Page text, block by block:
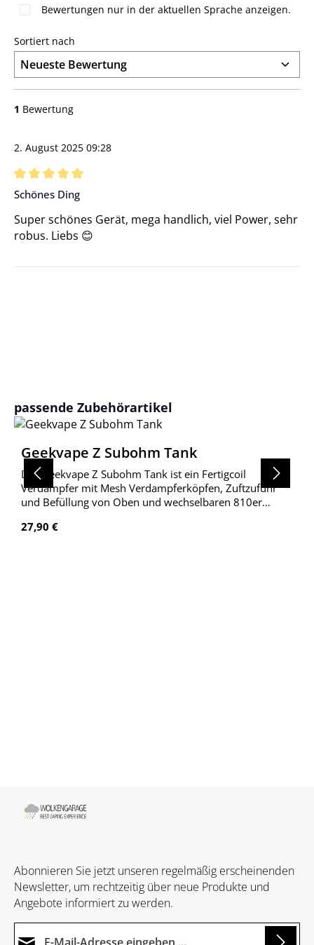
Bewertungen nur in der aktuellen Sprache anzeigen.
Sortiert nach
1 Bewertung
2. August 2025 09:28
Bewertung mit 5 von 5 Sternen
Schönes Ding
Super schönes Gerät, mega handlich, viel Power, sehr
robus. Liebs 😊
Produktgalerie überspringen
passende Zubehörartikel
Geekvape Z Subohm Tank
Der Geekvape Z Subohm Tank ist ein Fertigcoil
Verdampfer mit Mesh Verdampferköpfen, Zuftzufuhr
und Befüllung von Oben und wechselbaren 810er
Regulärer Preis:
27,90 €
Abonnieren Sie jetzt unseren regelmäßig erscheinenden
Newsletter, um rechtzeitig über neue Produkte und
Angebote informiert zu werden.